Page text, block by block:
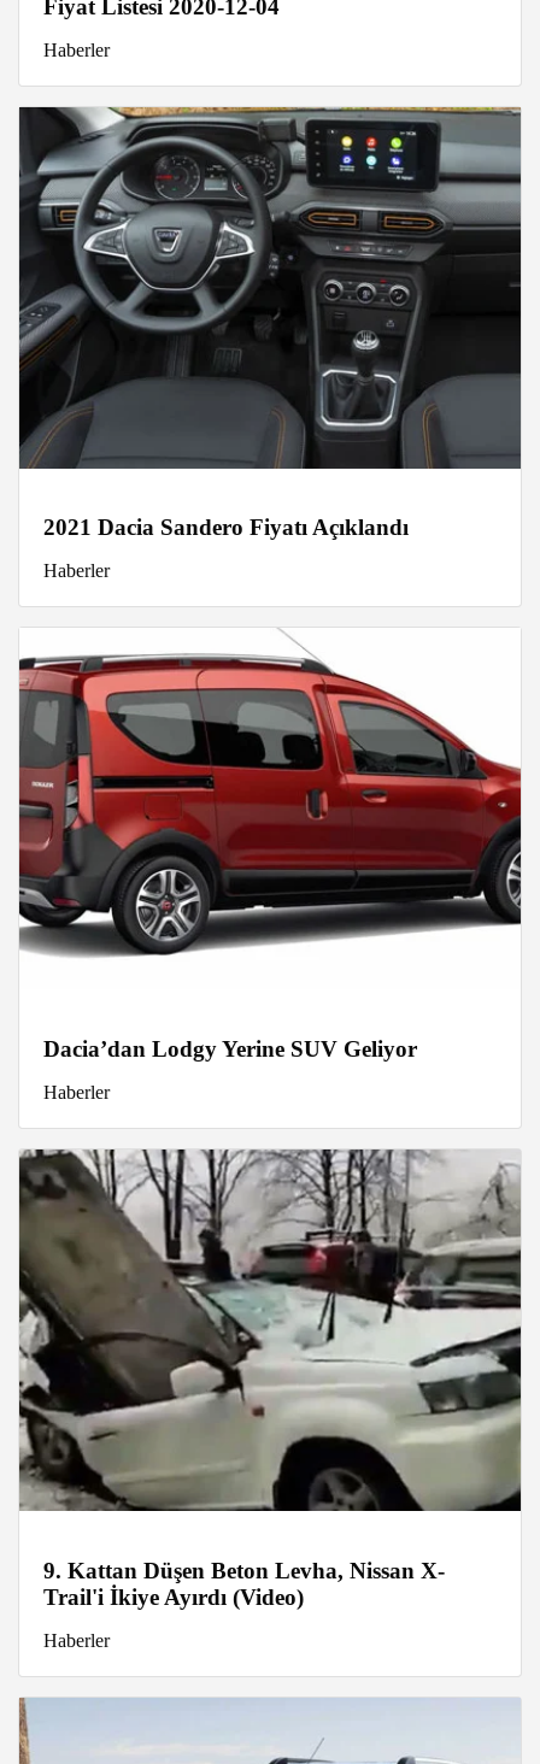
Fiyat Listesi 2020-12-04
Haberler
2021 Dacia Sandero Fiyatı Açıklandı
Haberler
Dacia’dan Lodgy Yerine SUV Geliyor
Haberler
9. Kattan Düşen Beton Levha, Nissan X-
Trail'i İkiye Ayırdı (Video)
Haberler